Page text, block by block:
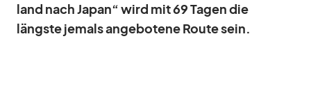
land nach Ja­pan“ wird mit 69 Ta­gen die
längste je­mals an­ge­bo­tene Route sein.